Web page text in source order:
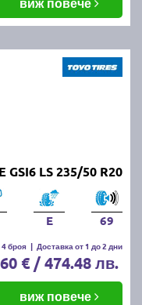
GSI6 LS 235/50 R20
E 69
броя | Доставка от 1 до 2 дни
€ / 474.48 лв.
виж повече